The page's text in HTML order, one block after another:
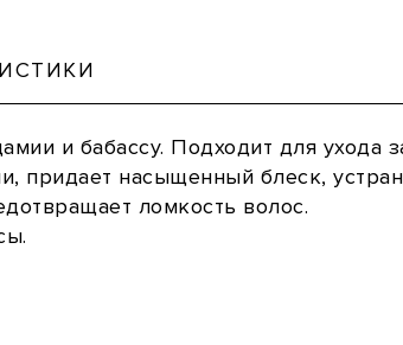
и бабассу. Подходит для ухода
придает насыщенный блеск,
ломкость волос.